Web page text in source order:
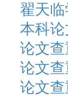
翟天
本科
论文
论文
论文